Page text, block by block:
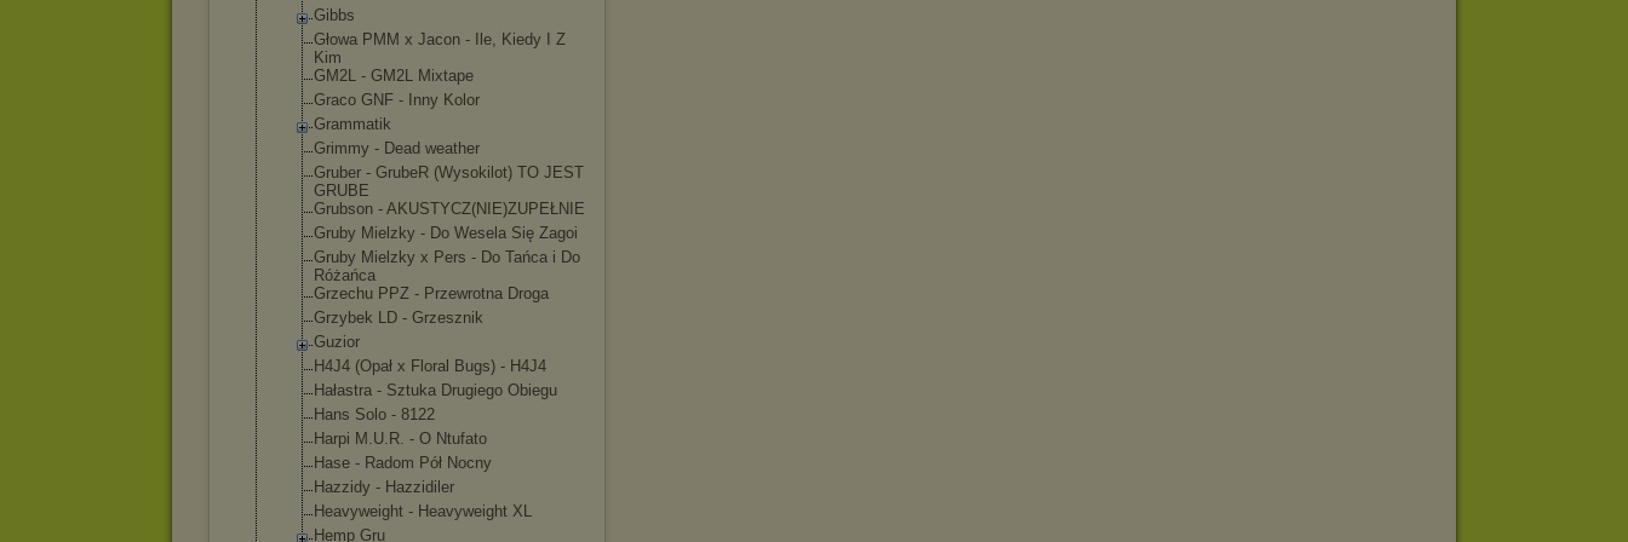
Gibbs
Głowa PMM x Jacon - Ile, Kiedy I Z
Kim
GM2L - GM2L Mixtape
Graco GNF - Inny Kolor
Grammatik
Grimmy - Dead weather
Gruber - GrubeR (Wysokilot) TO JEST
GRUBE
Grubson - AKUSTYCZ(NI E)ZUPEŁNIE
Gruby Mielzky - Do Wesela Się Zagoi
Gruby Mielzky x Pers - Do Tańca i Do
Różańca
Grzechu PPZ - Przewrotna Droga
Grzybek LD - Grzesznik
Guzior
H4J4 (Opał x Floral Bugs) - H4J4
Hałastra - Sztuka Drugiego Obiegu
Hans Solo - 8122
Harpi M.U.R. - O Ntufato
Hase - Radom Pół Nocny
Hazzidy - Hazzidiler
Heavyweight - Heavyweight XL
Hemp Gru